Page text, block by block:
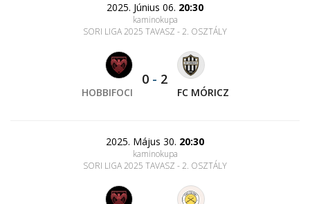
2025. Június 06. 20:30
kaminokupa
SORI LIGA 2025 TAVASZ - 2. OSZTÁLY
HOBBIFOCI
0 - 2
FC MÓRICZ
2025. Május 30. 20:30
kaminokupa
SORI LIGA 2025 TAVASZ - 2. OSZTÁLY